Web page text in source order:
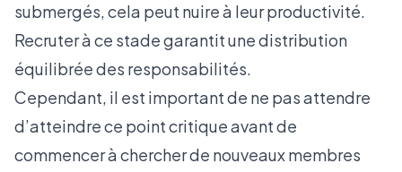
submergés, cela peut nuire à leur productivité.
Recruter à ce stade garantit une distribution
équilibrée des responsabilités.
Cependant, il est important de ne pas attendre
d’atteindre ce point critique avant de
commencer à chercher de nouveaux membres